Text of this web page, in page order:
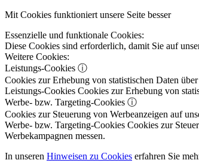
Mit Cookies funktioniert unsere Seite besser
Essenzielle und funktionale Cookies:
Diese Cookies sind erforderlich, damit Sie auf
Weitere Cookies:
Leistungs-Cookies ⓘ
Cookies zur Erhebung von statistischen Daten
Leistungs-Cookies Cookies zur Erhebung von
Werbe- bzw. Targeting-Cookies ⓘ
Cookies zur Steuerung von Werbeanzeigen auf
Werbe- bzw. Targeting-Cookies Cookies zur
Werbekampagnen messen.
In unseren Hinweisen zu Cookies erfahren Sie